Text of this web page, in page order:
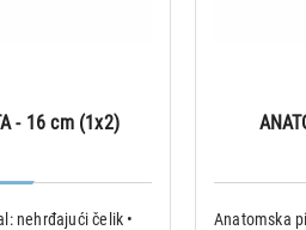
- 16 cm (1x2)
nehrđajući čelik •
Anatomska